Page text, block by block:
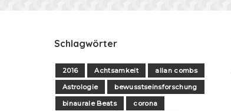
Schlagwörter
2016 Achtsamkeit
allan combs
Astrologie
bewusstseinsforschung
binaurale Beats
corona